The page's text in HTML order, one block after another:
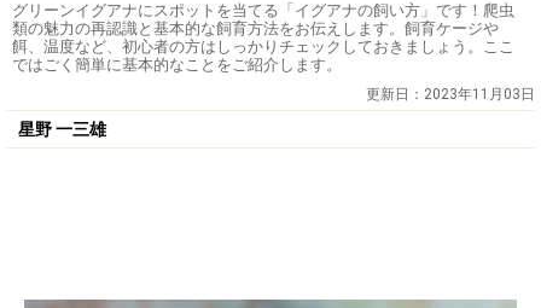
グリーンイグアナにスポットを当てる「イグアナの飼い方」です！爬虫
類の魅力の再認識と基本的な飼育方法をお伝えします。飼育ケージや
餌、温度など、初心者の方はしっかりチェックしておきましょう。ここ
ではごく簡単に基本的なことをご紹介します。
更新日： 2023年11月03日
星野 一三雄